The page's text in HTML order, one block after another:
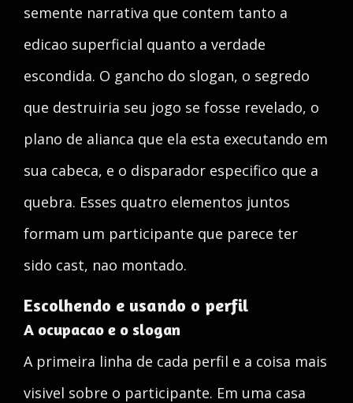
semente narrativa que contem tanto a
edicao superficial quanto a verdade
escondida. O gancho do slogan, o segredo
que destruiria seu jogo se fosse revelado, o
plano de alianca que ela esta executando em
sua cabeca, e o disparador especifico que a
quebra. Esses quatro elementos juntos
formam um participante que parece ter
sido cast, nao montado.
Escolhendo e usando o perfil
A ocupacao e o slogan
A primeira linha de cada perfil e a coisa mais
visivel sobre o participante. Em uma casa